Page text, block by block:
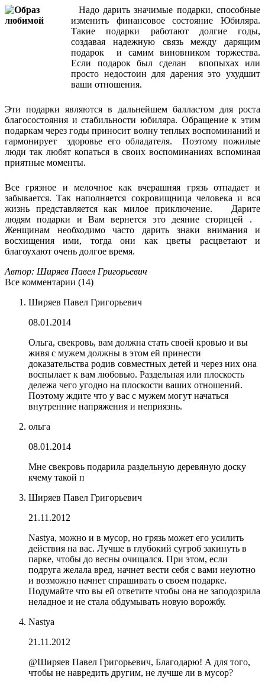
Надо дарить значимые подарки, способные
изменить финансовое состояние Юбиляра.
Такие подарки работают долгие годы,
создавая надежную связь между дарящим
подарок и самим виновником торжества.
Если подарок был сделан впопыхах или
просто недостоин для дарения это ухудшит
ваши отношения.
Эти подарки являются в дальнейшем балластом для роста
благосостояния и стабильности юбиляра. Обращение к этим
подаркам через годы приносит волну теплых воспоминаний и
гармонирует здоровье его обладателя. Поэтому пожилые
люди так любят копаться в своих воспоминаниях вспоминая
приятные моменты.
Все грязное и мелочное как вчерашняя грязь отпадает и
забывается. Так наполняется сокровищница человека и вся
жизнь представляется как милое приключение. Дарите
людям подарки и Вам вернется это деяние сторицей .
Женщинам необходимо часто дарить знаки внимания и
восхищения ими, тогда они как цветы расцветают и
благоухают очень долгое время.
Автор: Ширяев Павел Григорьевич
Все комментарии (14)
Ширяев Павел Григорьевич
08.01.2014
Ольга, свекровь, вам должна стать своей кровью и вы
живя с мужем должны в этом ей принести
доказательства родив совместных детей и через них она
воспылает к вам любовью. Раздельная или плоскость
дележа чего угодно на плоскости ваших отношений.
Поэтому ждите что у вас с мужем могут начаться
внутренние напряжения и неприязнь.
ольга
08.01.2014
Мне свекровь подарила раздельную деревяную доску
кчему такой п
Ширяев Павел Григорьевич
21.11.2012
Nastya, можно и в мусор, но грязь может его усилить
действия на вас. Лучше в глубокий сугроб закинуть в
парке, чтобы до весны очищался. При этом, если
подруга желала вред, начнет вести себя с вами неуютно
и возможно начнет спрашивать о своем подарке.
Подумайте что вы ей ответите чтобы она не заподозрила
неладное и не стала обдумывать новую ворожбу.
Nastya
21.11.2012
@Ширяев Павел Григорьевич, Благодарю! А для того,
чтобы не навредить другим, не лучше ли в мусор?